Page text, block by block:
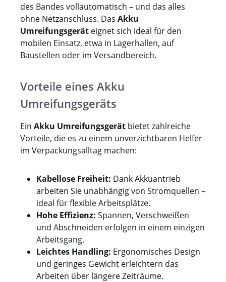
des Bandes vollautomatisch – und das alles
ohne Netzanschluss. Das Akku
Umreifungsgerät eignet sich ideal für den
mobilen Einsatz, etwa in Lagerhallen, auf
Baustellen oder im Versandbereich.
Vorteile eines Akku
Umreifungsgeräts
Ein Akku Umreifungsgerät bietet zahlreiche
Vorteile, die es zu einem unverzichtbaren Helfer
im Verpackungsalltag machen:
Kabellose Freiheit: Dank Akkuantrieb
arbeiten Sie unabhängig von Stromquellen –
ideal für flexible Arbeitsplätze.
Hohe Effizienz: Spannen, Verschweißen
und Abschneiden erfolgen in einem einzigen
Arbeitsgang.
Leichtes Handling: Ergonomisches Design
und geringes Gewicht erleichtern das
Arbeiten über längere Zeiträume.